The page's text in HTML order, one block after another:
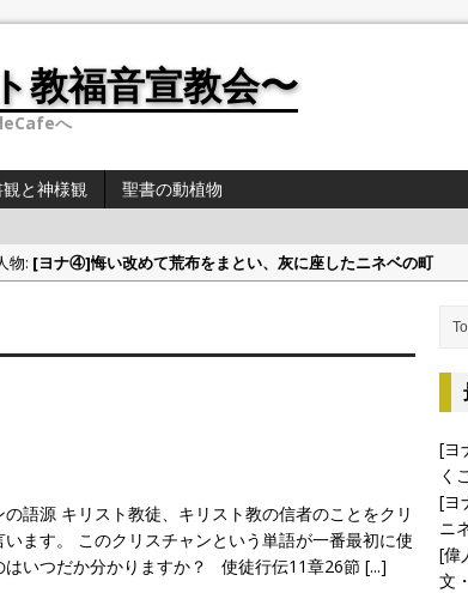
教福音宣教会〜
へ
と神様観 聖書の動植物
物: [ヨナ④]悔い改めて荒布をまとい、灰に座したニネベの町
:
[ヨナ⑤]裁きたくない神様の心情、これと同じくこうだと万物
の語源 キリスト教徒、キリスト教の信者のことをクリ
います。 このクリスチャンという単語が一番最初に使
はいつだか分かりますか？ 使徒行伝11章26節 [...]
[ヨ
く
[ヨ
ニ
[偉
文